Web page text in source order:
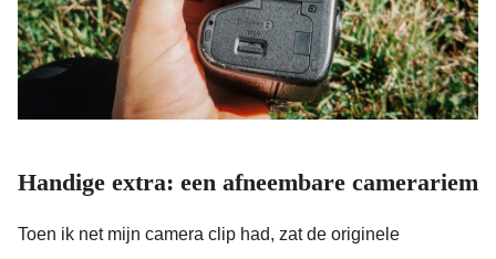
Handige extra: een afneembare camerariem
Toen ik net mijn camera clip had, zat de originele